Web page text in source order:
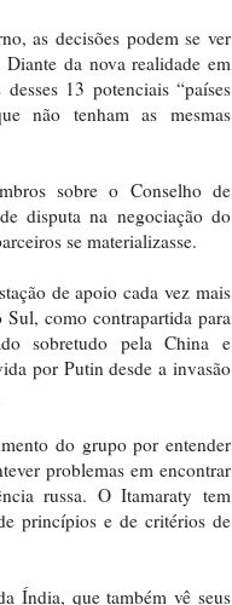
as decisões podem se ver
da nova realidade em
13 potenciais “países
não tenham as mesmas
sobre o Conselho de
disputa na negociação do
se materializasse.
de apoio cada vez mais
como contrapartida para
sobretudo pela China e
por Putin desde a invasão
do grupo por entender
problemas em encontrar
russa. O Itamaraty tem
princípios e de critérios de
Índia, que também vê seus